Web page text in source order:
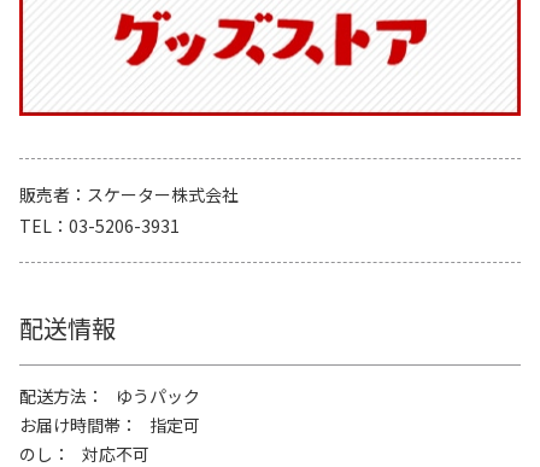
販売者
スケーター株式会社
TEL
03-5206-3931
配送情報
配送方法
ゆうパック
お届け時間帯
指定可
のし
対応不可